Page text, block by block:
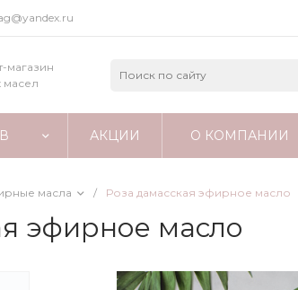
магазин
АКЦИИ О КОМПАНИИ
масла / Роза дамасская эфирное масло
эфирное масло